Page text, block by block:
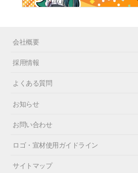
会社概要
採用情報
よくある質問
お知らせ
お問い合わせ
ロゴ・宣材使用ガイドライン
サイトマップ